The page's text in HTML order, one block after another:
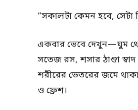
“সকালটা কেমন হবে,
একবার ভেবে দেখুন—ঘুম
সতেজ রস, শসার ঠাণ্ডা
শরীরের ভেতরের জমে
ও ফ্রেশ।